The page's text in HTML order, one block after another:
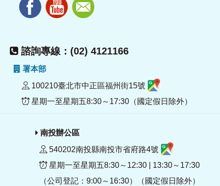
諮詢專線：(02) 4121166
署本部
100210臺北市中正區福州街15號
星期一至星期五8:30～17:30（國定假日除外）
南投辦公區
540202南投縣南投市省府路4號
星期一至星期五8:30～12:30 | 13:30～17:30
（公司登記：9:00～16:30）（國定假日除外）